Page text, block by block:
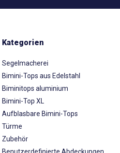
Kategorien
Segelmacherei
Bimini-Tops aus Edelstahl
Biminitops aluminium
Bimini-Top XL
Aufblasbare Bimini-Tops
Türme
Zubehör